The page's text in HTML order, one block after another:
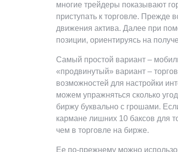
многие трейдеры показывают
приступать к торговле. Прежде
движения актива. Далее при
позиции, ориентируясь на
Самый простой вариант –
«продвинутый» вариант –
возможностей для настройки
можем упражняться сколько
биржу буквально с грошами.
кармане лишних 10 баксов для
чем в торговле на бирже.
Ее по-прежнему можно